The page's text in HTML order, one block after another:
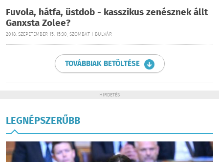
Fuvola, hátfa, üstdob - kasszikus zenésznek állt
Ganxsta Zolee?
2018. SZEPETEMBER 15. 15:30, SZOMBAT | BULVÁR
TOVÁBBIAK BETÖLTÉSE
HIRDETÉS
LEGNÉPSZERŰBB